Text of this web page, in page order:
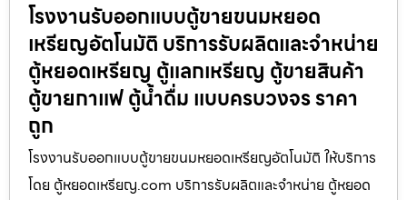
โรงงานรับออกแบบตู้ขายขนมหยอด
เหรียญ​​อัตโนมัติ บริการรับผลิตและจำหน่าย
ตู้หยอดเหรียญ ตู้แลกเหรียญ ตู้ขายสินค้า
ตู้ขายกาแฟ ตู้น้ำดื่ม แบบครบวงจร ราคา
ถูก
โรงงานรับออกแบบตู้ขายขนมหยอดเหรียญ​​อัตโนมัติ ให้บริการ
โดย ตู้หยอดเหรียญ.com บริการรับผลิตและจำหน่าย ตู้หยอด